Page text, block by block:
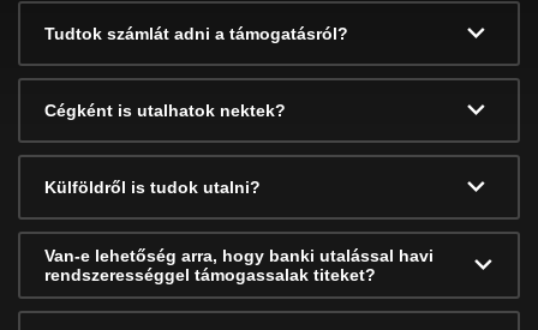
Tudtok számlát adni a támogatásról?
Cégként is utalhatok nektek?
Külföldről is tudok utalni?
Van-e lehetőség arra, hogy banki utalással havi
rendszerességgel támogassalak titeket?